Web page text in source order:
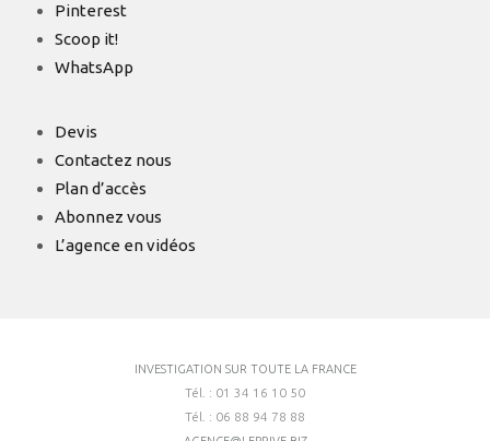
Pinterest
Scoop it!
WhatsApp
Devis
Contactez nous
Plan d’accès
Abonnez vous
L’agence en vidéos
INVESTIGATION SUR TOUTE LA FRANCE
Tél. : 01 34 16 10 50
Tél. : 06 88 94 78 88